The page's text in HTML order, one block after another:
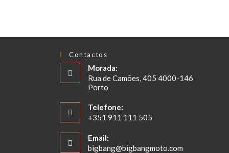
Contactos
Morada:
Rua de Camões, 405 4000-146
Porto
Telefone:
+351 911 111 505
Email:
bigbang@bigbangmoto.com